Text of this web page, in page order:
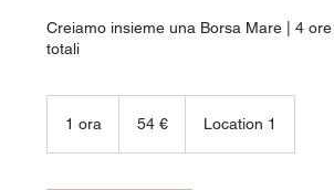
Creiamo insieme una Borsa Mare | 4
totali
1 ora 54 € Location 1